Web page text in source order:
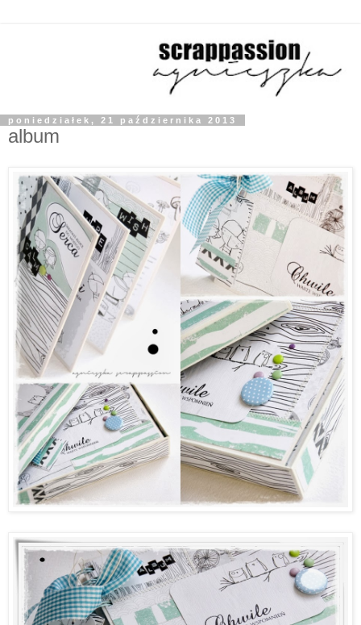
poniedziałek, 21 października 2013
album